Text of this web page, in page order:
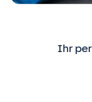
Ihr